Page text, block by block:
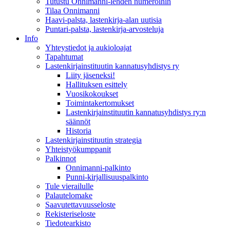
Tilaa Onnimanni
Haavi-palsta, lastenkirja-alan uutisia
Puntari-palsta, lastenkirja-arvosteluja
Info
Yhteystiedot ja aukioloajat
Tapahtumat
Lastenkirjainstituutin kannatusyhdistys ry
Liity jäseneksi!
Hallituksen esittely
Vuosikokoukset
Toimintakertomukset
Lastenkirjainstituutin kannatusyhdistys ry:n
säännöt
Historia
Lastenkirjainstituutin strategia
Yhteistyökumppanit
Palkinnot
Onnimanni-palkinto
Punni-kirjallisuuspalkinto
Tule vierailulle
Palautelomake
Saavutettavuusseloste
Rekisteriseloste
Tiedotearkisto